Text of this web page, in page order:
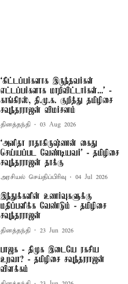
‘கிட்டப்பர்களாக இருந்தவர்கள்
எட்டப்பர்களாக மாறிவிட்டார்கள்...’ -
காங்கிரஸ், தி.மு.க. குறித்து தமிழிசை
சவுந்தரராஜன் விமர்சனம்
தினத்தந்தி 03 Aug 2026
‘அனிதா ராதாகிருஷ்ணன் கைது
செய்யப்பட வேண்டியவர்’ - தமிழிசை
சவுந்தரராஜன் தாக்கு
அரசியல் செய்திப்பிரிவு 04 Jul 2026
இந்துக்களின் உணர்வுகளுக்கு
மதிப்பளிக்க வேண்டும் - தமிழிசை
சவுந்தரராஜன்
தினத்தந்தி 23 Jun 2026
பாஜக - திமுக இடையே ரகசிய
உறவா? - தமிழிசை சவுந்தரராஜன்
விளக்கம்